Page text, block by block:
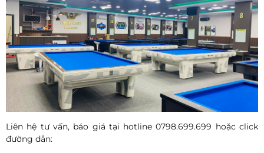
Liên hệ tư vấn, báo giá tại hotline 0798.699.699 hoặc click
đường dẫn: